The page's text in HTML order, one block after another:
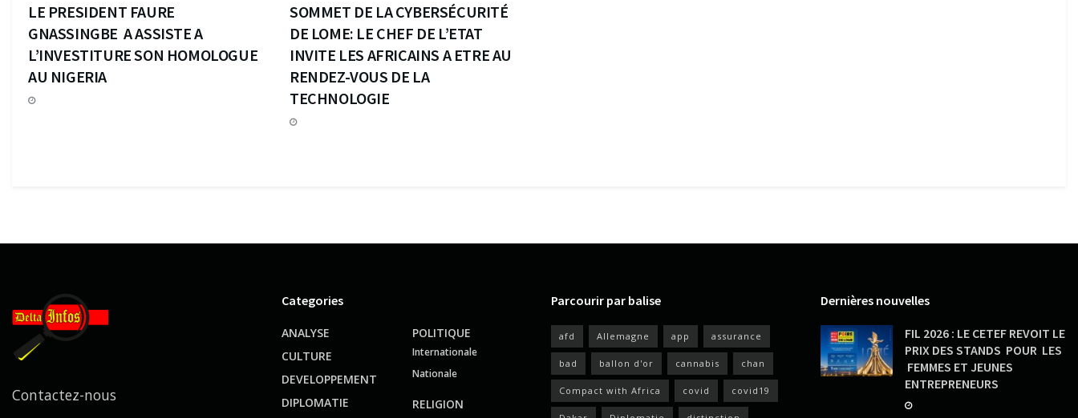
LE PRESIDENT FAURE
GNASSINGBE A ASSISTE A
L’INVESTITURE SON HOMOLOGUE
AU NIGERIA
SOMMET DE LA CYBERSÉCURITÉ
DE LOME: LE CHEF DE L’ETAT
INVITE LES AFRICAINS A ETRE AU
RENDEZ-VOUS DE LA
TECHNOLOGIE
Contactez-nous
Categories
ANALYSE
CULTURE
DEVELOPPEMENT
DIPLOMATIE
POLITIQUE
Internationale
Nationale
RELIGION
Parcourir par balise
afd Allemagne app assurance
bad ballon d'or cannabis chan
Compact with Africa covid covid19
Dernières nouvelles
FIL 2026 : LE CETEF REVOIT LE
PRIX DES STANDS POUR LES
FEMMES ET JEUNES
ENTREPRENEURS